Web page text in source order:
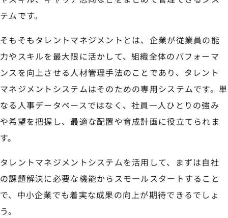
テムです。
そもそもタレントマネジメントとは、企業が従業員の能
力やスキルを最大限に活かして、組織全体のパフォーマ
ンスを向上させる人材管理手法のことであり、タレント
マネジメントシステムはそのための専用システムです。単
なる人事データベースではなく、社員一人ひとりの強み
や希望を把握し、最適な配置や育成計画に役立てられま
す。
タレントマネジメントシステムを活用して、まずは自社
の課題解決に必要な機能からスモールスタートすること
で、中小企業でも着実な成果の向上が期待できるでしょ
う。